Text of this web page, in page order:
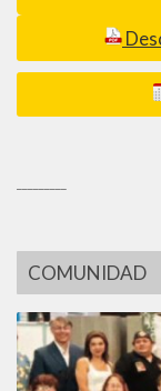
COMUNIDAD